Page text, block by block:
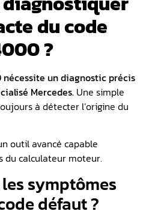
du code
?
un diagnostic précis
Mercedes. Une simple
à détecter l’origine du
outil avancé capable
du calculateur moteur.
les symptômes
défaut ?